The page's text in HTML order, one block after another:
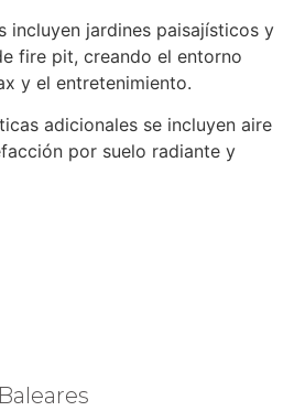
incluyen jardines paisajísticos y
fire pit, creando el entorno
y el entretenimiento.
adicionales se incluyen aire
por suelo radiante y